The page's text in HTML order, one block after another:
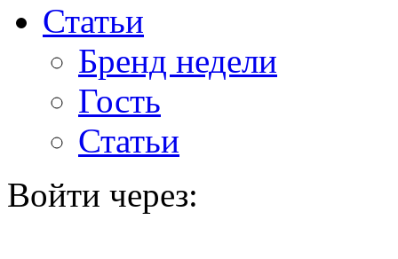
Статьи
Бренд недели
Гость
Статьи
Войти через: